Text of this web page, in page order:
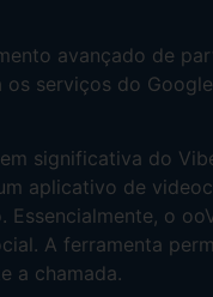
avançado de
serviços do
significativa do
aplicativo de
o
A ferramenta
a chamada.